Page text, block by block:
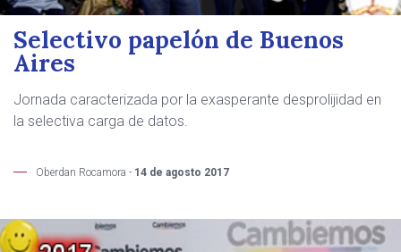
Selectivo papelón de Buenos
Aires
Jornada caracterizada por la exasperante desprolijidad en
la selectiva carga de datos.
Oberdan Rocamora - 14 de agosto 2017